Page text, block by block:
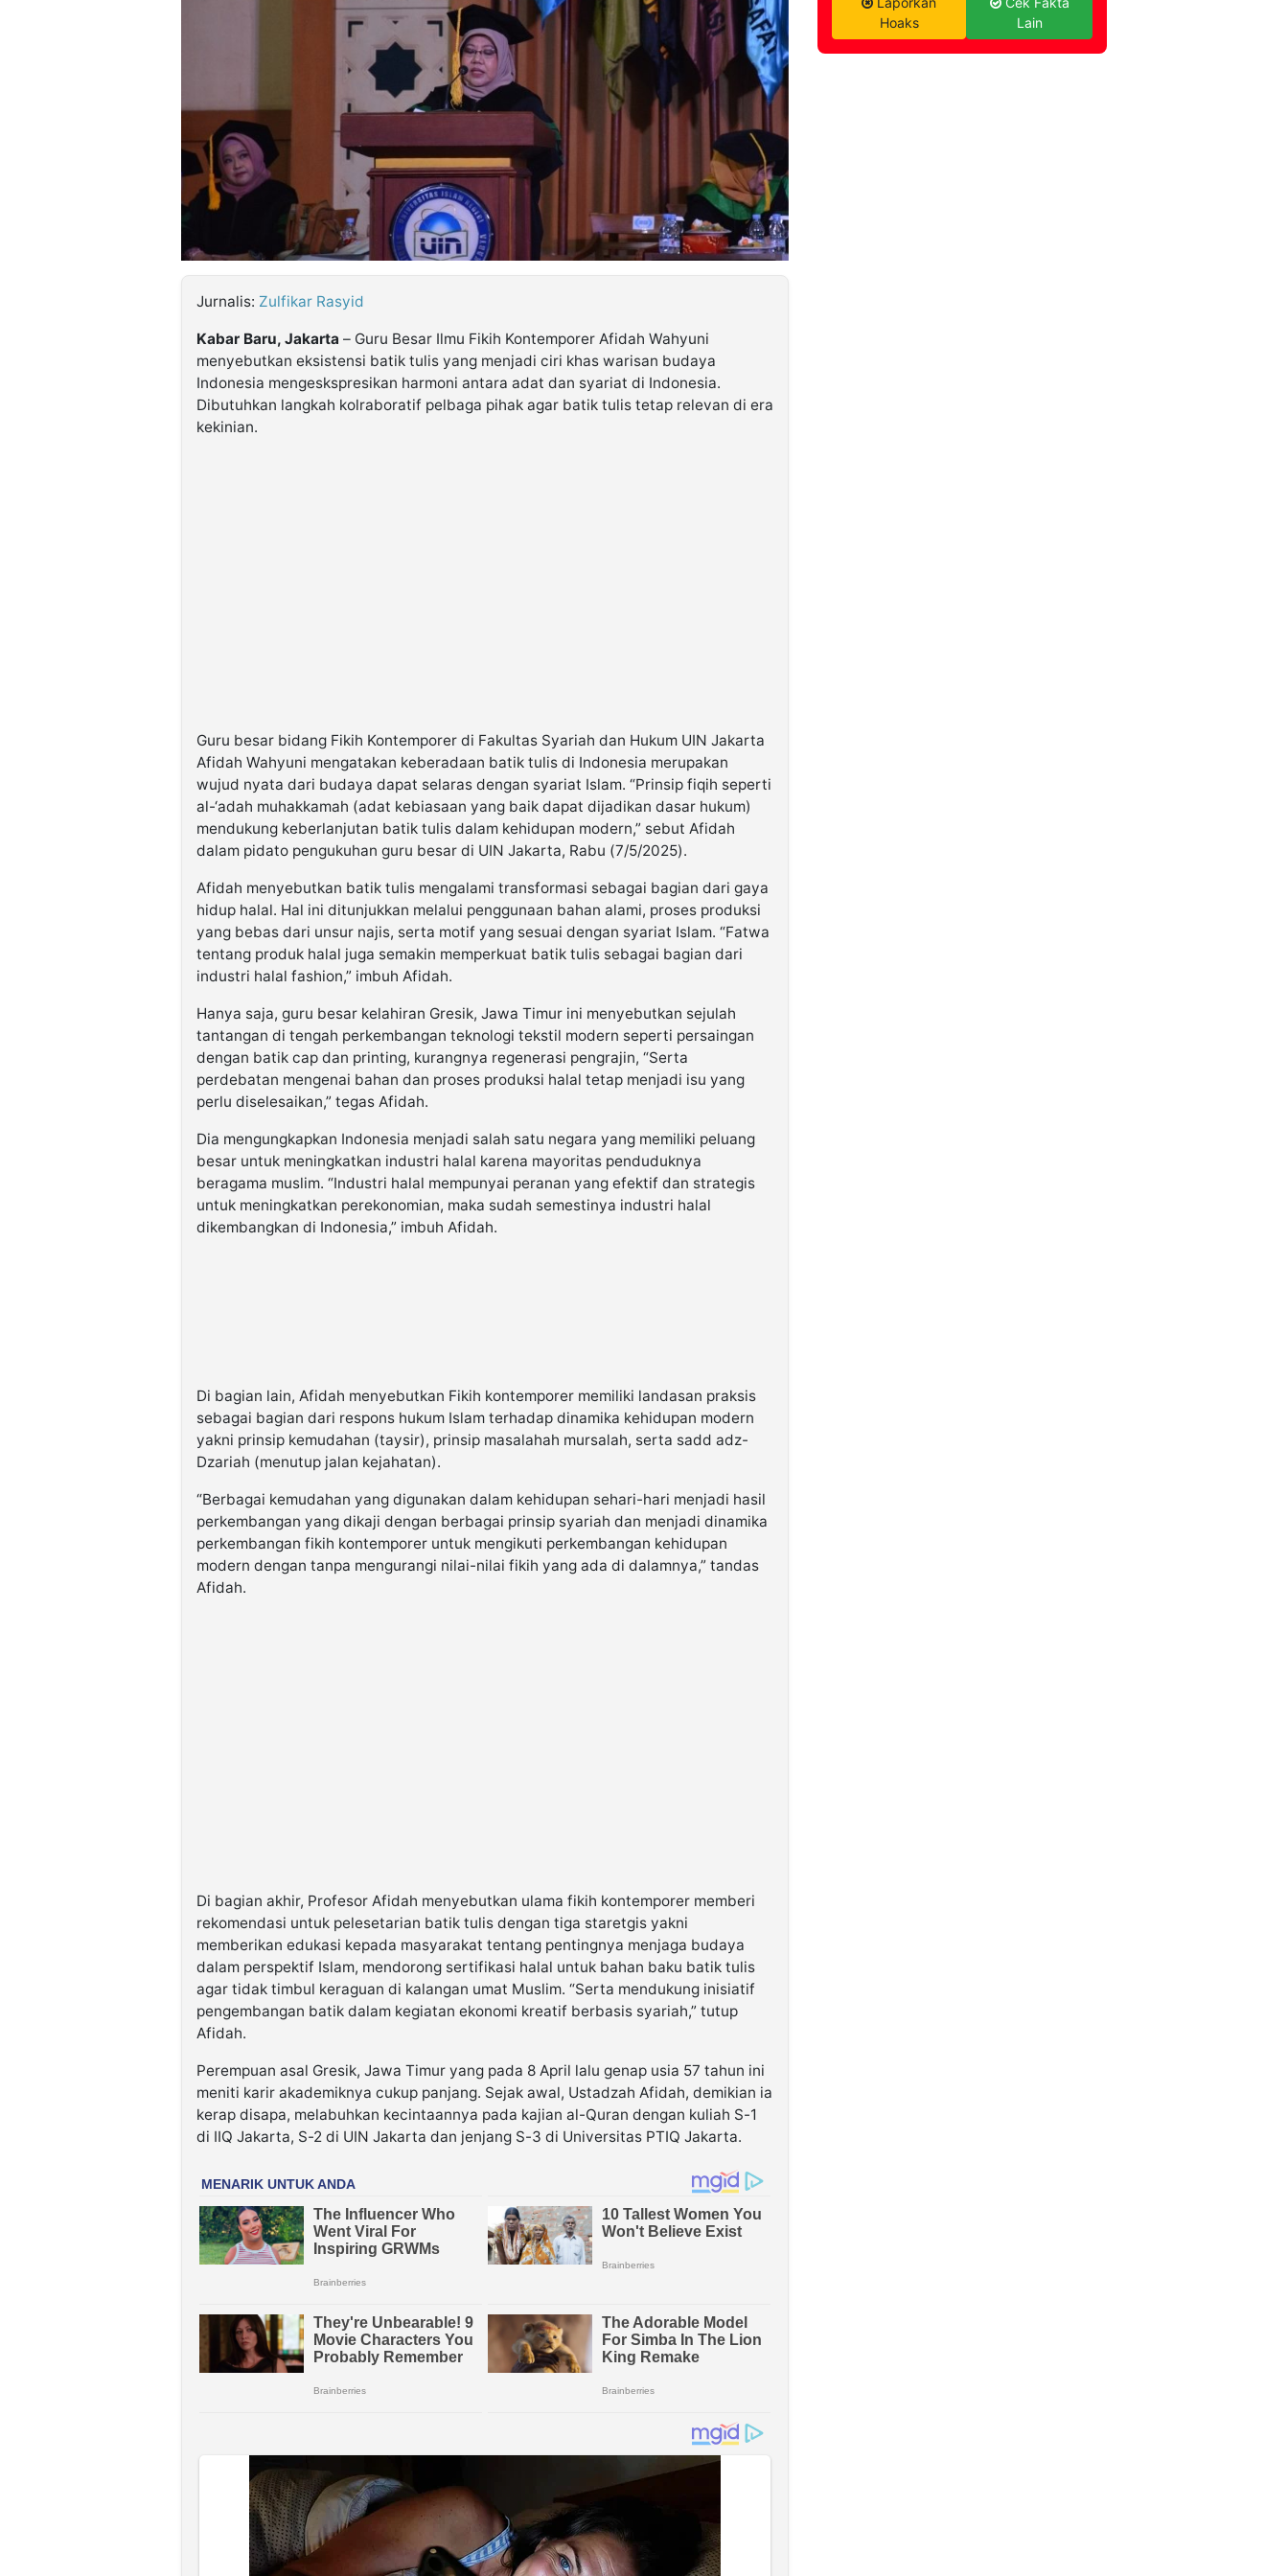
Jurnalis: Zulfikar Rasyid
Kabar Baru, Jakarta – Guru Besar Ilmu Fikih Kontemporer Afidah Wahyuni
menyebutkan eksistensi batik tulis yang menjadi ciri khas warisan budaya
Indonesia mengeskspresikan harmoni antara adat dan syariat di Indonesia.
Dibutuhkan langkah kolraboratif pelbaga pihak agar batik tulis tetap relevan di era
kekinian.
Guru besar bidang Fikih Kontemporer di Fakultas Syariah dan Hukum UIN Jakarta
Afidah Wahyuni mengatakan keberadaan batik tulis di Indonesia merupakan
wujud nyata dari budaya dapat selaras dengan syariat Islam. “Prinsip fiqih seperti
al-‘adah muhakkamah (adat kebiasaan yang baik dapat dijadikan dasar hukum)
mendukung keberlanjutan batik tulis dalam kehidupan modern,” sebut Afidah
dalam pidato pengukuhan guru besar di UIN Jakarta, Rabu (7/5/2025).
Afidah menyebutkan batik tulis mengalami transformasi sebagai bagian dari gaya
hidup halal. Hal ini ditunjukkan melalui penggunaan bahan alami, proses produksi
yang bebas dari unsur najis, serta motif yang sesuai dengan syariat Islam. “Fatwa
tentang produk halal juga semakin memperkuat batik tulis sebagai bagian dari
industri halal fashion,” imbuh Afidah.
Hanya saja, guru besar kelahiran Gresik, Jawa Timur ini menyebutkan sejulah
tantangan di tengah perkembangan teknologi tekstil modern seperti persaingan
dengan batik cap dan printing, kurangnya regenerasi pengrajin, “Serta
perdebatan mengenai bahan dan proses produksi halal tetap menjadi isu yang
perlu diselesaikan,” tegas Afidah.
Dia mengungkapkan Indonesia menjadi salah satu negara yang memiliki peluang
besar untuk meningkatkan industri halal karena mayoritas penduduknya
beragama muslim. “Industri halal mempunyai peranan yang efektif dan strategis
untuk meningkatkan perekonomian, maka sudah semestinya industri halal
dikembangkan di Indonesia,” imbuh Afidah.
Di bagian lain, Afidah menyebutkan Fikih kontemporer memiliki landasan praksis
sebagai bagian dari respons hukum Islam terhadap dinamika kehidupan modern
yakni prinsip kemudahan (taysir), prinsip masalahah mursalah, serta sadd adz-
Dzariah (menutup jalan kejahatan).
“Berbagai kemudahan yang digunakan dalam kehidupan sehari-hari menjadi hasil
perkembangan yang dikaji dengan berbagai prinsip syariah dan menjadi dinamika
perkembangan fikih kontemporer untuk mengikuti perkembangan kehidupan
modern dengan tanpa mengurangi nilai-nilai fikih yang ada di dalamnya,” tandas
Afidah.
Di bagian akhir, Profesor Afidah menyebutkan ulama fikih kontemporer memberi
rekomendasi untuk pelesetarian batik tulis dengan tiga staretgis yakni
memberikan edukasi kepada masyarakat tentang pentingnya menjaga budaya
dalam perspektif Islam, mendorong sertifikasi halal untuk bahan baku batik tulis
agar tidak timbul keraguan di kalangan umat Muslim. “Serta mendukung inisiatif
pengembangan batik dalam kegiatan ekonomi kreatif berbasis syariah,” tutup
Afidah.
Perempuan asal Gresik, Jawa Timur yang pada 8 April lalu genap usia 57 tahun ini
meniti karir akademiknya cukup panjang. Sejak awal, Ustadzah Afidah, demikian ia
kerap disapa, melabuhkan kecintaannya pada kajian al-Quran dengan kuliah S-1
di IIQ Jakarta, S-2 di UIN Jakarta dan jenjang S-3 di Universitas PTIQ Jakarta.
Hoaks
Lain